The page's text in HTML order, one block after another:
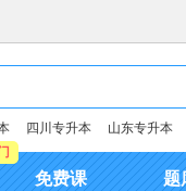
四川专升本 山东专升本
免费课 题